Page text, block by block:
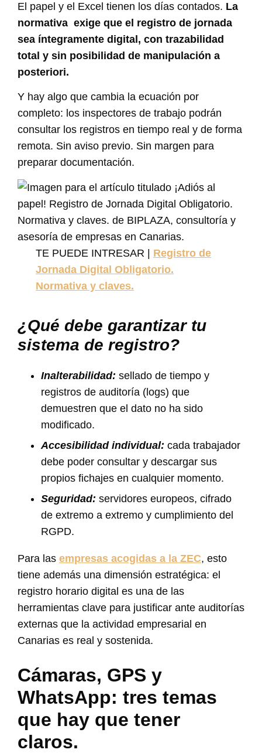
El papel y el Excel tienen los días contados. La
normativa exige que el registro de jornada
sea íntegramente digital, con trazabilidad
total y sin posibilidad de manipulación a
posteriori.
Y hay algo que cambia la ecuación por
completo: los inspectores de trabajo podrán
consultar los registros en tiempo real y de forma
remota. Sin aviso previo. Sin margen para
preparar documentación.
TE PUEDE INTRESAR | Registro de
Jornada Digital Obligatorio.
Normativa y claves.
¿Qué debe garantizar tu
sistema de registro?
Inalterabilidad: sellado de tiempo y
registros de auditoría (logs) que
demuestren que el dato no ha sido
modificado.
Accesibilidad individual: cada trabajador
debe poder consultar y descargar sus
propios fichajes en cualquier momento.
Seguridad: servidores europeos, cifrado
de extremo a extremo y cumplimiento del
RGPD.
Para las empresas acogidas a la ZEC, esto
tiene además una dimensión estratégica: el
registro horario digital es una de las
herramientas clave para justificar ante auditorías
externas que la actividad empresarial en
Canarias es real y sostenida.
Cámaras, GPS y
WhatsApp: tres temas
que hay que tener
claros.